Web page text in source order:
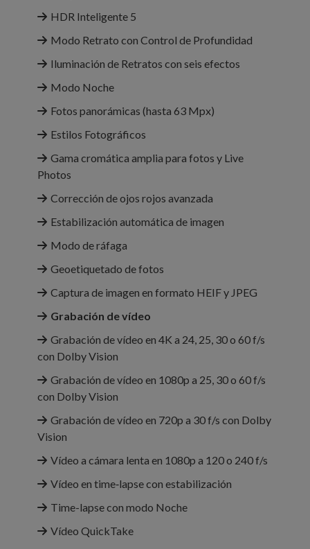
HDR Inteligente 5
Modo Retrato con Control de Profundidad
Iluminación de Retratos con seis efectos
Modo Noche
Fotos panorámicas (hasta 63 Mpx)
Estilos Fotográficos
Gama cromática amplia para fotos y Live
Photos
Corrección de ojos rojos avanzada
Estabili­zación automática de imagen
Modo de ráfaga
Geoetiquetado de fotos
Captura de imagen en formato HEIF y JPEG
Grabación de vídeo
Grabación de vídeo en 4K a 24, 25, 30 o 60 f/s
con Dolby Vision
Grabación de vídeo en 1080p a 25, 30 o 60 f/s
con Dolby Vision
Grabación de vídeo en 720p a 30 f/s con Dolby
Vision
Vídeo a cámara lenta en 1080p a 120 o 240 f/s
Vídeo en time‑lapse con estabili­zación
Time-lapse con modo Noche
Vídeo QuickTake